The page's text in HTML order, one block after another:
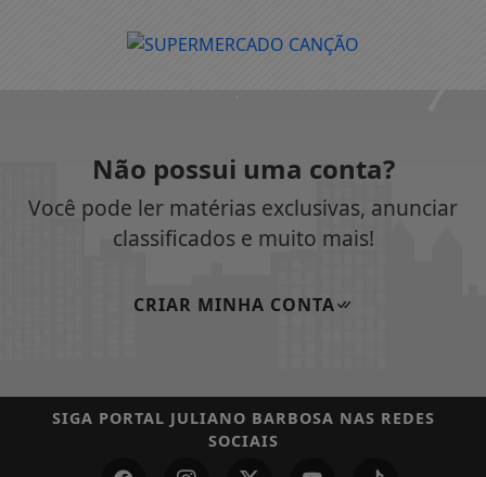
Não possui uma conta?
Você pode ler matérias exclusivas, anunciar
classificados e muito mais!
CRIAR MINHA CONTA
SIGA PORTAL JULIANO BARBOSA NAS REDES
SOCIAIS